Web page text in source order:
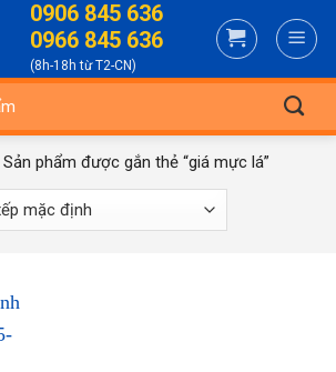
0906 845 636
0966 845 636
(8h-18h từ T2-CN)
Sản phẩm được gắn thẻ “giá mực lá”